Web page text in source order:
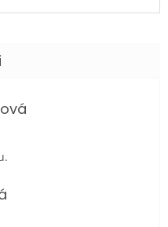
je 5 z 5 hvězdiček.
je 5 z 5 hvězdiček.